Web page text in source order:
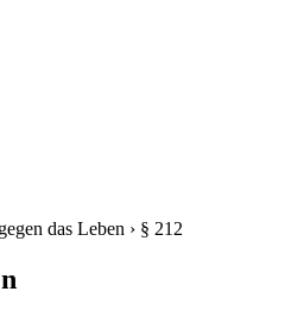
das Leben › § 212